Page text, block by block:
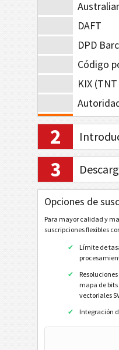
DAFT
DPD
Código
Planet
Royal
Royal
Royal
USPS
USPS
USPS IM
UPU S10
GS1
EAN /
2
3
Opciones de
Para mayor calidad y
suscripciones flexibles
Límite de
mapa de
vectoriales
Integración